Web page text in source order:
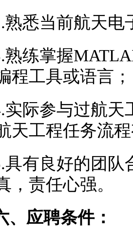
熟悉当前航天电
熟练掌握
程工具或语言；
实际参与过航天
天工程任务流
具有良好的团队
，责任心强。
、应聘条件：